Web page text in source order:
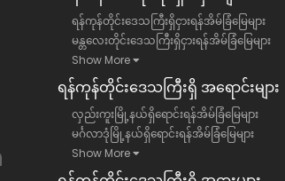
ရန်ကုန်တိုင်းဒေသကြီးရှိငှားရန်အိမ်ခြံမြေများ
မန္တလေးတိုင်းဒေသကြီးရှိငှားရန်အိမ်ခြံမြေများ
Show More
ရန်​ကုန်တိုင်းဒေသကြီး​ရှိ အရောင်းများ
လှည်းကူးမြို့နယ်ရှိရောင်းရန်အိမ်ခြံမြေများ
မင်္ဂလာဒုံမြို့နယ်ရှိရောင်းရန်အိမ်ခြံမြေများ
Show More